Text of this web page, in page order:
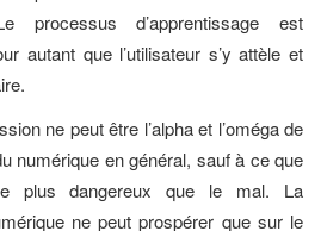
processus d’apprentissage est
autant que l’utilisateur s’y attèle et
ne peut être l’alpha et l’oméga de
numérique en général, sauf à ce que
plus dangereux que le mal. La
ne peut prospérer que sur le